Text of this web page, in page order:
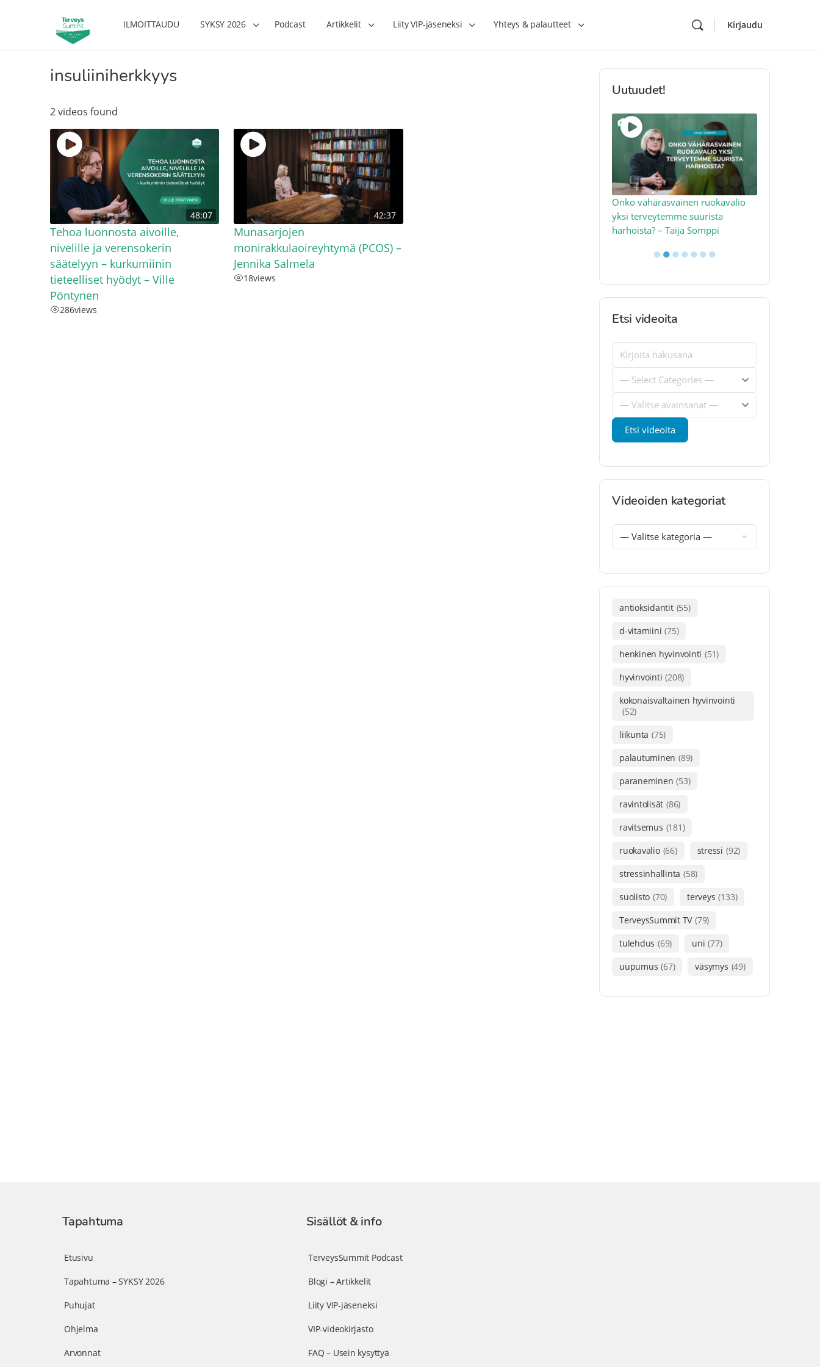
ILMOITTAUDU SYKSY 2026 Podcast Artikkelit Liity VIP-jäseneksi Yhteys & palautteet Kirjaudu
insuliiniherkkyys
2 videos found
48:07
Tehoa luonnosta aivoille,
nivelille ja verensokerin
säätelyyn – kurkumiinin
tieteelliset hyödyt – Ville
Pöntynen
286views
42:37
Munasarjojen
monirakkulaoireyhtymä (PCOS) –
Jennika Salmela
18views
Uutuudet!
Lihasharjoittelu on naisen tärkein
hormonihoito – Kaisa Jaakkola
Onko vähärasvainen ruokavalio
yksi terveytemme suurista
harhoista? – Taija Somppi
●●●●●●●
Etsi videoita
Videoiden kategoriat
antioksidantit (55)
d-vitamiini (75)
henkinen hyvinvointi (51)
hyvinvointi (208)
kokonaisvaltainen hyvinvointi
(52)
liikunta (75)
palautuminen (89)
paraneminen (53)
ravintolisät (86)
ravitsemus (181)
ruokavalio (66) stressi (92)
stressinhallinta (58)
suolisto (70) terveys (133)
TerveysSummit TV (79)
tulehdus (69) uni (77)
uupumus (67) väsymys (49)
Tapahtuma
Etusivu
Tapahtuma – SYKSY 2026
Puhujat
Ohjelma
Arvonnat
Sisällöt & info
TerveysSummit Podcast
Blogi – Artikkelit
Liity VIP-jäseneksi
VIP-videokirjasto
FAQ – Usein kysyttyä